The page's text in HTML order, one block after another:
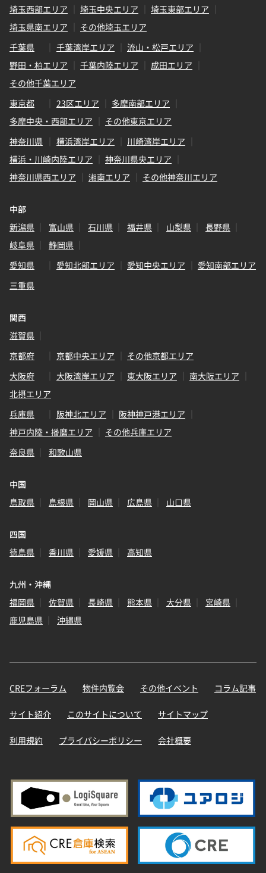
埼玉西部エリア
埼玉中央エリア
埼玉東部エリア
埼玉県南エリア
その他埼玉エリア
千葉県
千葉湾岸エリア
流山・松戸エリア
野田・柏エリア
千葉内陸エリア
成田エリア
その他千葉エリア
東京都
23区エリア
多摩南部エリア
多摩中央・西部エリア
その他東京エリア
神奈川県
横浜湾岸エリア
川崎湾岸エリア
横浜・川崎内陸エリア
神奈川県央エリア
神奈川県西エリア
湘南エリア その他神奈川エリア
中部
新潟県
富山県 石川県 福井県 山梨県
長野県
岐阜県
静岡県
愛知県
愛知北部エリア 愛知中央エリア
愛知南部エリア
三重県
関西
滋賀県
京都府
京都中央エリア
その他京都エリア
大阪府
大阪湾岸エリア 東大阪エリア
南大阪エリア
北摂エリア
兵庫県
阪神北エリア
阪神神戸港エリア
神戸内陸・播磨エリア
その他兵庫エリア
奈良県
和歌山県
中国
鳥取県
島根県 岡山県 広島県 山口県
四国
徳島県
香川県 愛媛県 高知県
九州・沖縄
福岡県
佐賀県 長崎県 熊本県 大分県
宮崎県
鹿児島県
沖縄県
CREフォーラム 物件内覧会 その他イベント コラム記事
サイト紹介 このサイトについて サイトマップ
利用規約 プライバシーポリシー 会社概要